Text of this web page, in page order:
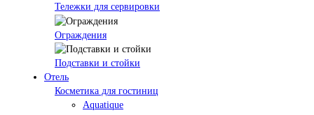
Тележки для сервировки
Ограждения
Подставки и стойки
Отель
Косметика для гостиниц
Aquatique